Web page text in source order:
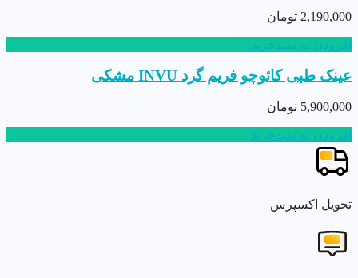
2,190,000 تومان
افزودن به سبدخرید
عینک طبی کائوچو فریم گرد INVU مشکی
5,900,000 تومان
افزودن به سبدخرید
تحویل اکسپرس